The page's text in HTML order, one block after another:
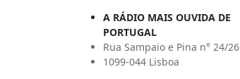
A RÁDIO MAIS OUVIDA DE
PORTUGAL
Rua Sampaio e Pina n° 24/26
1099-044 Lisboa